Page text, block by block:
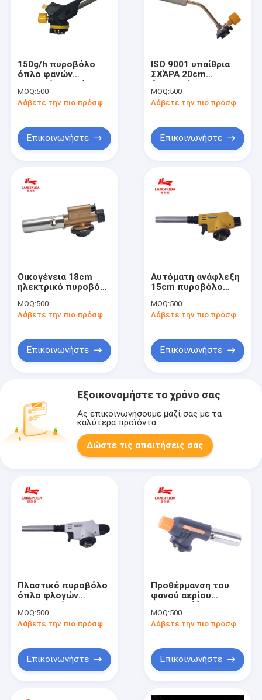
150g/h πυροβόλο
όπλο φανών
τροφίμων βουτανίου
13.6cm
MOQ:500
Λάβετε την πιο πρόσφατη τιμή
Επικοινωνήστε
ISO 9001 υπαίθρια
ΣΧΆΡΑ 20cm
φανός βουτανίου
MOQ:500
Λάβετε την πιο πρόσφατη τιμή
Επικοινωνήστε
Οικογένεια 18cm
ηλεκτρικό πυροβόλο
καυστήρας φανών
αερίου κασετών
MOQ:500
Λάβετε την πιο πρόσφατη τιμή
Επικοινωνήστε
Αυτόματη ανάφλεξη
15cm πυροβόλο
συγκόλλησης
MOQ:500
Λάβετε την πιο πρόσφατη τιμή
Επικοινωνήστε
Εξοικονομήστε το χρόνο σας
Ας επικοινωνήσουμε μαζί σας με τα
καλύτερα προϊόντα.
Δώστε τις απαιτήσεις σας
Πλαστικό πυροβόλο
όπλο φλογών
ανοξείδωτου λαβών
MOQ:500
Λάβετε την πιο πρόσφατη τιμή
Επικοινωνήστε
Προθέρμανση του
φανού αερίου
πεζοπορίας για τον
ξυλάνθρακα
MOQ:500
Λάβετε την πιο πρόσφατη τιμή
Επικοινωνήστε